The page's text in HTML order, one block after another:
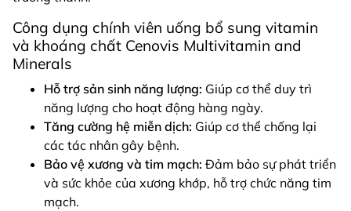
Công dụng chính viên uống bổ sung vitamin
và khoáng chất Cenovis Multivitamin and
Minerals
Hỗ trợ sản sinh năng lượng: Giúp cơ thể duy trì
năng lượng cho hoạt động hàng ngày.
Tăng cường hệ miễn dịch: Giúp cơ thể chống lại
các tác nhân gây bệnh.
Bảo vệ xương và tim mạch: Đảm bảo sự phát triển
và sức khỏe của xương khớp, hỗ trợ chức năng tim
mạch.